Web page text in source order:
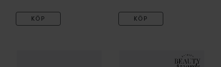
KÖP KÖP
300 mlUtan
Combo Deal 15%BjörkTÄMJA